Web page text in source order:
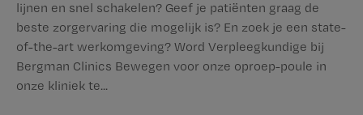
lijnen en snel schakelen? Geef je patiënten graag de
beste zorgervaring die mogelijk is? En zoek je een state-
of-the-art werkomgeving? Word Verpleegkundige bij
Bergman Clinics Bewegen voor onze oproep-poule in
onze kliniek te...